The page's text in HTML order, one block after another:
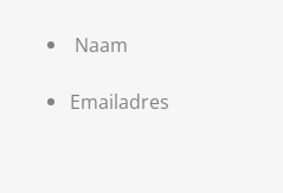
Naam
Emailadres